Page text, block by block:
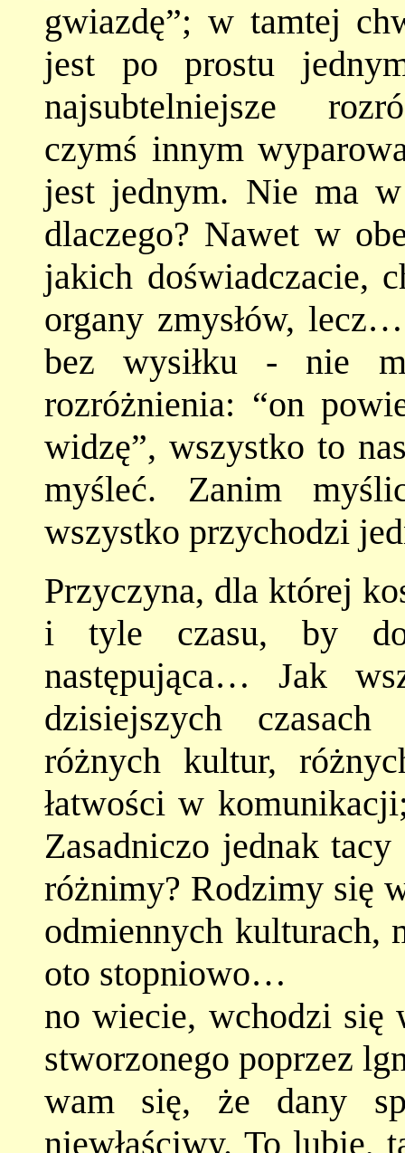
gwiazdę”; w tamtej
jest po prostu
najsubtelniejsze
czymś innym
jest jednym. Nie ma
dlaczego? Nawet w
jakich doświadczacie,
organy zmysłów,
bez wysiłku - nie
rozróżnienia: “on
widzę”, wszystko to
myśleć. Zanim
wszystko przychodzi
Przyczyna, dla której
i tyle czasu, by
następująca… Jak
dzisiejszych czasach
różnych kultur,
łatwości w
Zasadniczo jednak
różnimy? Rodzimy się
odmiennych kulturach,
oto stopniowo…
no wiecie, wchodzi się
stworzonego poprzez
wam się, że dany
niewłaściwy. To lubię,